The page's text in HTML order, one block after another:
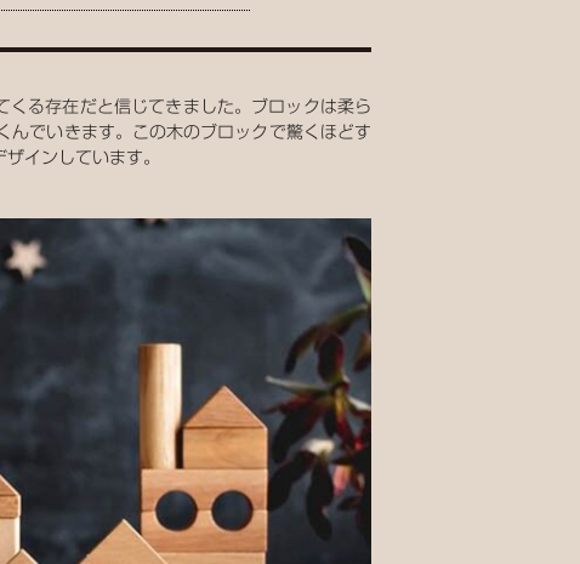
る存在だと信じてきました。ブロックは柔ら
でいきます。この木のブロックで驚くほどす
インしています。